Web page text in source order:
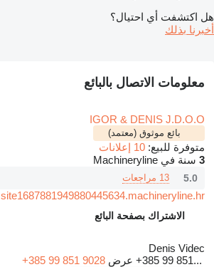
هل اكتشفت أي احتيال؟
أخبرنا بذلك
معلومات الاتصال بالبائع
IGOR & DENIS J.D.O.O
بائع موثوق (معتمد)
متوفرة للبيع: 10 إعلانات
3 سنة في Machineryline
5.0 13 مراجعات
site1687881949880445634.machineryline.hr
الاشتراك بصفحة البائع
Denis Videc
+385 99 851... عرض +385 99 851 9028